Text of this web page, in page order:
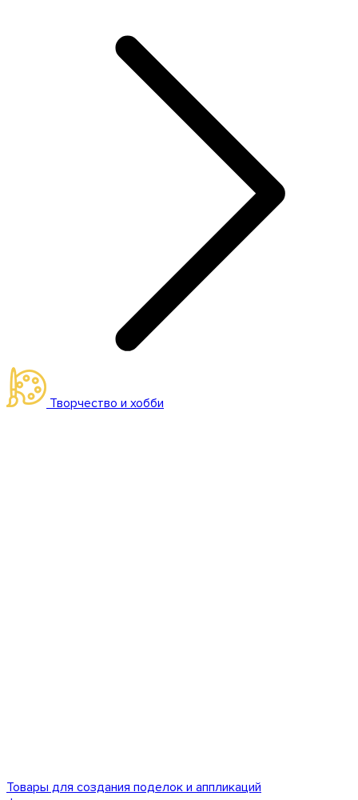
Творчество и хобби
Товары для создания поделок и аппликаций